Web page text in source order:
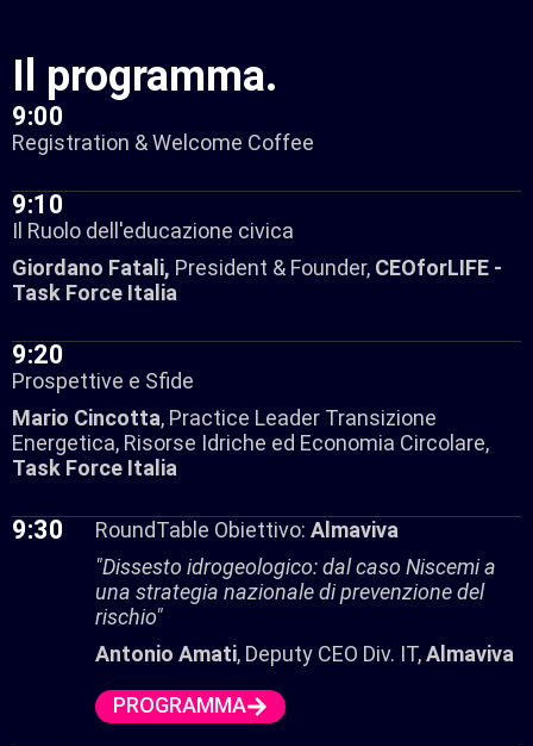
Il programma.
9:00
Registration & Welcome Coffee
9:10
Il Ruolo dell'educazione civica
Giordano Fatali, President & Founder, CEOforLIFE -
Task Force Italia
9:20
Prospettive e Sfide​
Mario Cincotta, Practice Leader Transizione
Energetica, Risorse Idriche ed Economia Circolare,
Task Force Italia
9:30 RoundTable Obiettivo: Almaviva
"Dissesto idrogeologico: dal caso Niscemi a
una strategia nazionale di prevenzione del
rischio"
Antonio Amati, Deputy CEO Div. IT,Almaviva
PROGRAMMA